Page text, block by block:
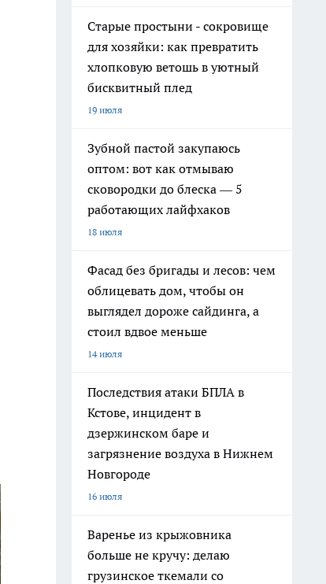
Старые простыни - сокровище
для хозяйки: как превратить
хлопковую ветошь в уютный
бисквитный плед
19 июля
Зубной пастой закупаюсь
оптом: вот как отмываю
сковородки до блеска — 5
работающих лайфхаков
18 июля
Фасад без бригады и лесов: чем
облицевать дом, чтобы он
выглядел дороже сайдинга, а
стоил вдвое меньше
14 июля
Последствия атаки БПЛА в
Кстове, инцидент в
дзержинском баре и
загрязнение воздуха в Нижнем
Новгороде
16 июля
Варенье из крыжовника
больше не кручу: делаю
грузинское ткемали со